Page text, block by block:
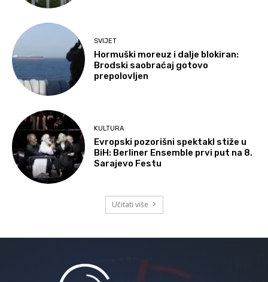
SVIJET
Hormuški moreuz i dalje blokiran:
Brodski saobraćaj gotovo
prepolovljen
KULTURA
Evropski pozorišni spektakl stiže u
BiH: Berliner Ensemble prvi put na 8.
Sarajevo Festu
Učitati više